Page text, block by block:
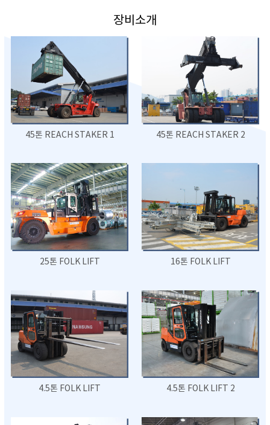
장비소개
45톤 REACH STAKER 1 45톤 REACH STAKER 2
25톤 FOLK LIFT 16톤 FOLK LIFT
4.5톤 FOLK LIFT 4.5톤 FOLK LIFT 2